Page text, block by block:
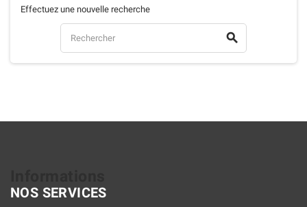
Effectuez une nouvelle recherche

NOS SERVICES